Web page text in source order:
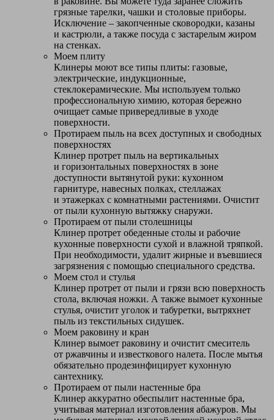
грязные тарелки, чашки и столовые приборы.
Исключение – закопченные сковородки, казаны
и кастрюли, а также посуда с застарелым жиром
на стенках.
Моем плиту
Клинеры моют все типы плиты: газовые,
электрические, индукционные,
стеклокерамические. Мы используем только
профессиональную химию, которая бережно
очищает самые привередливые в уходе
поверхности.
Протираем пыль на всех доступных и свободных
поверхностях
Клинер протрет пыль на вертикальных
и горизонтальных поверхностях в зоне
доступности вытянутой руки: кухонном
гарнитуре, навесных полках, стеллажах
и этажерках с комнатными растениями. Очистит
от пыли кухонную вытяжку снаружи.
Протираем от пыли столешницы
Клинер протрет обеденные столы и рабочие
кухонные поверхности сухой и влажной тряпкой.
При необходимости, удалит жирные и въевшиеся
загрязнения с помощью специального средства.
Моем стол и стулья
Клинер протрет от пыли и грязи всю поверхность
стола, включая ножки. А также вымоет кухонные
стулья, очистит уголок и табуретки, вытряхнет
пыль из текстильных сидушек.
Моем раковину и кран
Клинер вымоет раковину и очистит смеситель
от ржавчины и известкового налета. После мытья
обязательно продезинфицирует кухонную
сантехнику.
Протираем от пыли настенные бра
Клинер аккуратно обеспылит настенные бра,
учитывая материал изготовления абажуров. Мы